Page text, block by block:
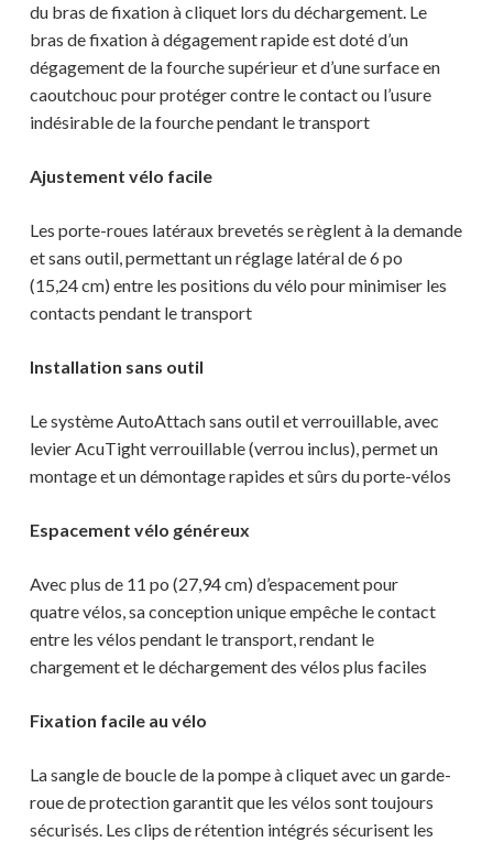
MAGASINER EN LIGNE
du bras de fixation à cliquet lors du déchargement. Le
bras de fixation à dégagement rapide est doté d’un
dégagement de la fourche supérieur et d’une surface en
caoutchouc pour protéger contre le contact ou l’usure
indésirable de la fourche pendant le transport
Ajustement vélo facile
Les porte-roues latéraux brevetés se règlent à la demande
et sans outil, permettant un réglage latéral de 6 po
(15,24 cm) entre les positions du vélo pour minimiser les
contacts pendant le transport
Installation sans outil
Le système AutoAttach sans outil et verrouillable, avec
levier AcuTight verrouillable (verrou inclus), permet un
montage et un démontage rapides et sûrs du porte-vélos
Espacement vélo généreux
Avec plus de 11 po (27,94 cm) d’espacement pour
quatre vélos, sa conception unique empêche le contact
entre les vélos pendant le transport, rendant le
chargement et le déchargement des vélos plus faciles
Fixation facile au vélo
La sangle de boucle de la pompe à cliquet avec un garde-
roue de protection garantit que les vélos sont toujours
sécurisés. Les clips de rétention intégrés sécurisent les